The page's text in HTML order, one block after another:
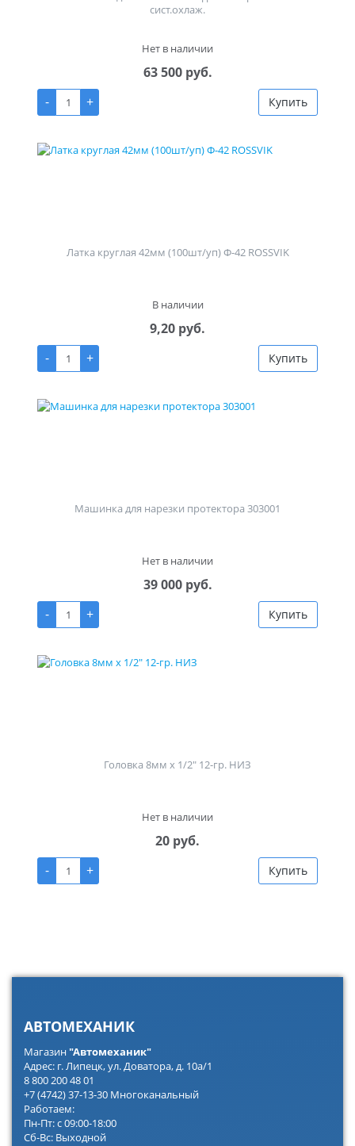
сист.охлаж.
Нет в наличии
63 500 руб.
-
+ Купить
Латка круглая 42мм (100шт/уп) Ф-42 ROSSVIK
В наличии
9,20 руб.
-
+ Купить
Машинка для нарезки протектора 303001
Нет в наличии
39 000 руб.
-
+ Купить
Головка 8мм х 1/2" 12-гр. НИЗ
Нет в наличии
20 руб.
-
+ Купить
АВТОМЕХАНИК
Магазин"Автомеханик"
Адрес: г. Липецк, ул. Доватора, д. 10а/1
8 800 200 48 01
+7 (4742) 37-13-30 Многоканальный
Работаем:
Пн-Пт: с 09:00-18:00
Сб-Вс: Выходной